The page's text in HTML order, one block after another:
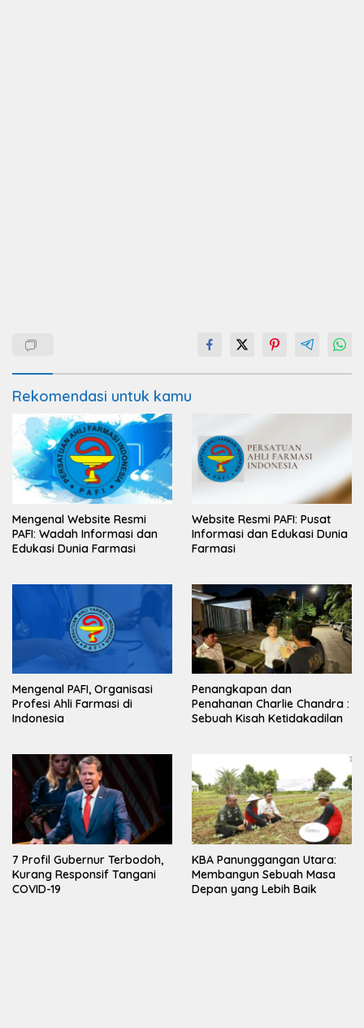
Rekomendasi untuk kamu
Mengenal Website Resmi
PAFI: Wadah Informasi dan
Edukasi Dunia Farmasi
Website Resmi PAFI: Pusat
Informasi dan Edukasi Dunia
Farmasi
Mengenal PAFI, Organisasi
Profesi Ahli Farmasi di
Indonesia
Penangkapan dan
Penahanan Charlie Chandra :
Sebuah Kisah Ketidakadilan
7 Profil Gubernur Terbodoh,
Kurang Responsif Tangani
COVID-19
KBA Panunggangan Utara:
Membangun Sebuah Masa
Depan yang Lebih Baik